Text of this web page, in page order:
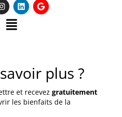
plus ?
et recevez gratuitement
les bienfaits de la